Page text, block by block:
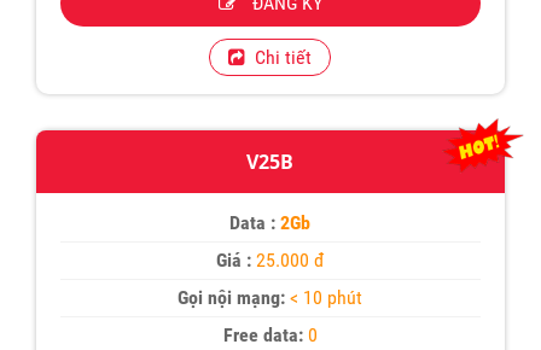
Chi tiết
V25B
Data : 2Gb
Giá :25.000 đ
Gọi nội mạng: < 10 phút
Free data: 0